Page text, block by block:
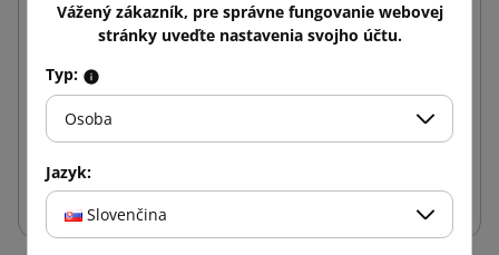
Biela kuriérska obálka s rukoväťou Foliopak
Vážený zákazník, pre správne fungovanie webovej
stránky uveďte nastavenia svojho účtu.
Typ:
Osoba
Jazyk:
Slovenčina